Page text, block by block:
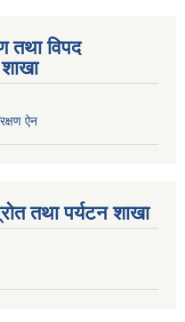
तथा विपद
ऐन
तथा पर्यटन शाखा